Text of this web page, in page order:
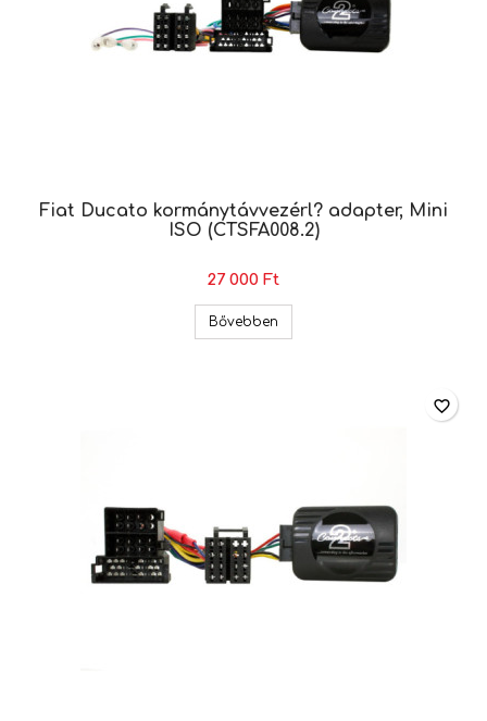
Fiat Ducato kormánytávvezérl? adapter, Mini
ISO (CTSFA008.2)
27 000 Ft
Bővebben
favorite_border